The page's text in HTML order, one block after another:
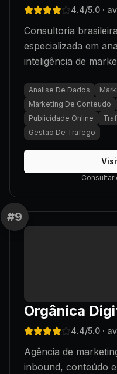
4.4/5.0 ·
Consultoria
especializada em
inteligência de
Analise De Dados
Marketing De Conteudo
Publicidade Online
Gestao De Trafego
Consultar
#9
Orgânica
4.4/5.0 ·
Agência de
inbound, conteúdo